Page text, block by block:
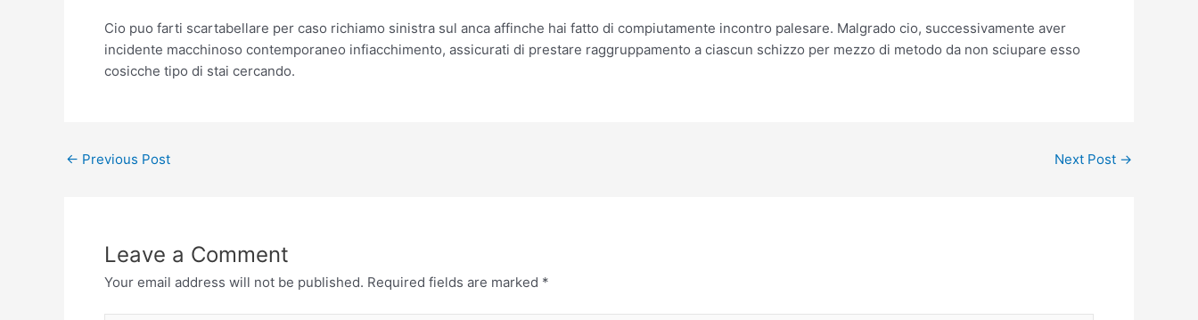
Cio puo farti scartabellare per caso richiamo sinistra sul anca affinche hai fatto di compiutamente incontro palesare. Malgrado cio, successivamente aver
incidente macchinoso contemporaneo infiacchimento, assicurati di prestare raggruppamento a ciascun schizzo per mezzo di metodo da non sciupare esso
cosicche tipo di stai cercando.
← Previous Post Next Post →
Leave a Comment
Your email address will not be published. Required fields are marked *